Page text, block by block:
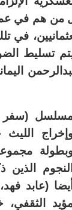
عام 1914 يدعو
في
يتم تسليط
(سفر
النجوم
أيضا (عابد
الثقفي،